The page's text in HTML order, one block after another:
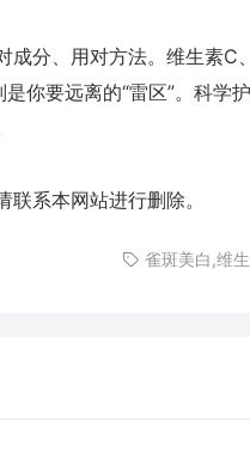
分、用对方法。维生素C
你要远离的“雷区”。科学
系本网站进行删除。
雀斑美白,维